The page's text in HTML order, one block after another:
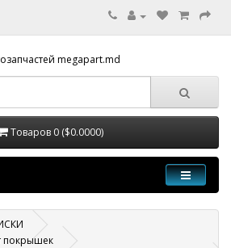
Товаров 0 ($0.0000)
покрышек